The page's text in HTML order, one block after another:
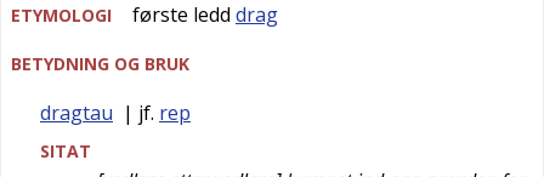
ETYMOLOGI
første ledd drag
BETYDNING OG BRUK
dragtau | jf. rep
SITAT